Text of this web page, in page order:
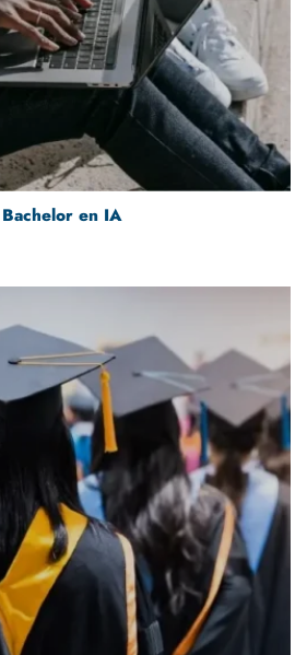
Bachelor en IA